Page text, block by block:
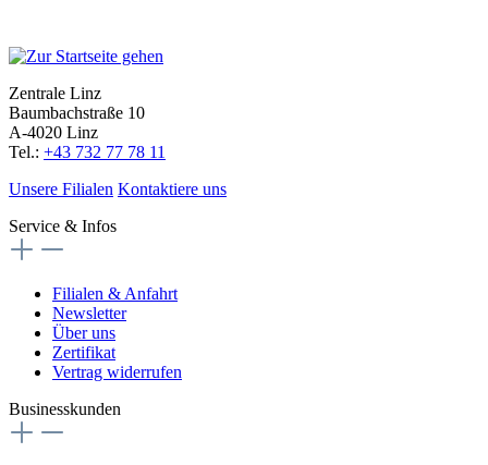
Zentrale Linz
Baumbachstraße 10
A-4020 Linz
Tel.: +43 732 77 78 11
Unsere Filialen Kontaktiere uns
Service & Infos
Filialen & Anfahrt
Newsletter
Über uns
Zertifikat
Vertrag widerrufen
Businesskunden